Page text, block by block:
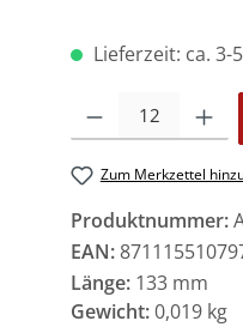
Lieferzeit: ca. 3-
Produkt Anzahl:
Zum Merkzettel
Produktnummer:
EAN:
Länge: 133 mm
Gewicht:0,019 kg